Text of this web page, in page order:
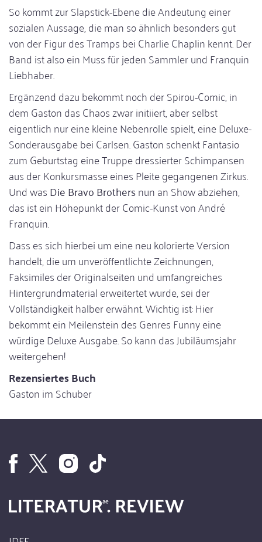
So kommt zur Slapstick-Ebene die Andeutung einer
sozialen Aussage, die man so ähnlich besonders gut
von der Figur des Tramps bei Charlie Chaplin kennt. Der
Band ist also ein Muss für jeden Sammler und Franquin
Liebhaber.
Ergänzend dazu bekommt noch der Spirou-Comic, in
dem Gaston das Chaos zwar initiiert, aber selbst
eigentlich nur eine kleine Nebenrolle spielt, eine Deluxe-
Sonderausgabe bei Carlsen. Gaston schenkt Fantasio
zum Geburtstag eine Truppe dressierter Schimpansen
aus der Konkursmasse eines Pleite gegangenen Zirkus.
Und wasDieBravo Brothersnun an Show abziehen,
das ist ein Höhepunkt der Comic-Kunst von André
Franquin.
Dass es sich hierbei um eine neu kolorierte Version
handelt, die um unveröffentlichte Zeichnungen,
Faksimiles der Originalseiten und umfangreiches
Hintergrundmaterial erweitertet wurde, sei der
Vollständigkeit halber erwähnt. Wichtig ist: Hier
bekommt ein Meilenstein des Genres Funny eine
würdige Deluxe Ausgabe. So kann das Jubiläumsjahr
weitergehen!
Rezensiertes Buch
Gaston im Schuber